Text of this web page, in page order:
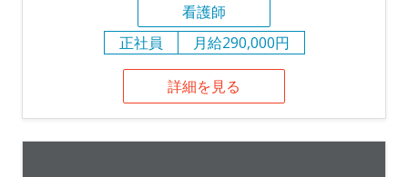
看護師
正社員
月給290,000円
詳細を見る